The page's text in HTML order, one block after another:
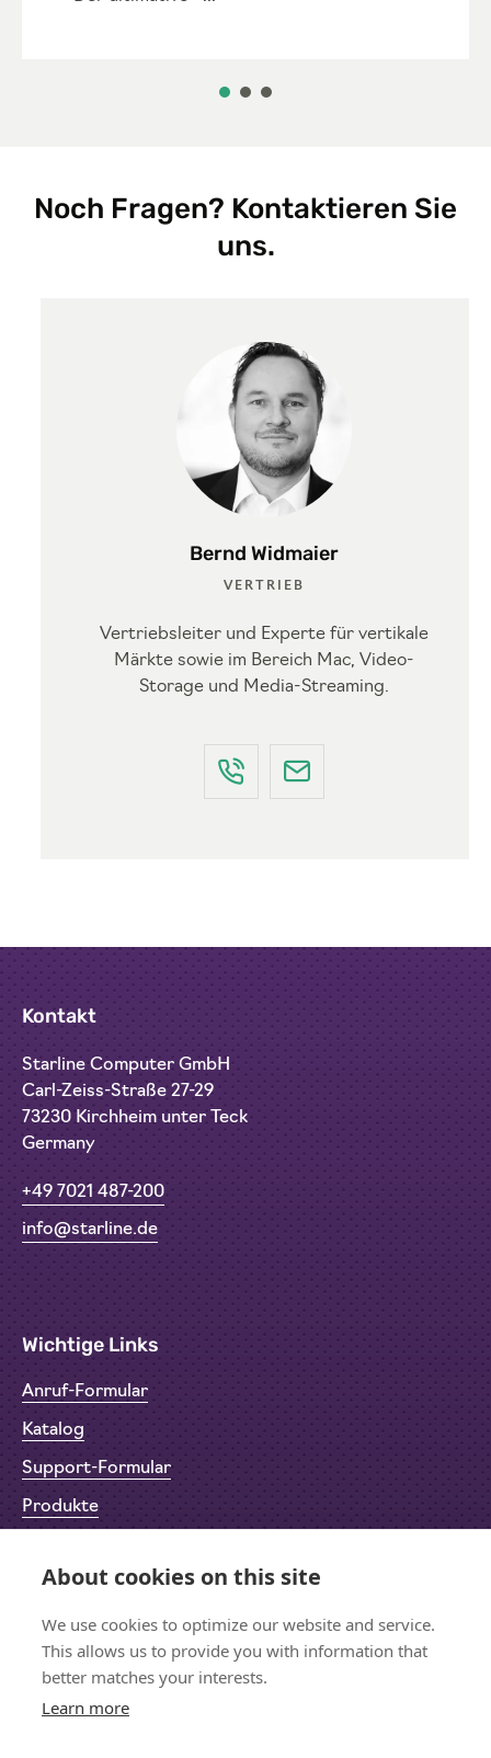
Noch Fragen? Kontaktieren Sie
uns.
Bernd Widmaier
VERTRIEB
Vertriebsleiter und Experte für vertikale
Märkte sowie im Bereich Mac, Video-
Storage und Media-Streaming.
Kontakt
Starline Computer GmbH
Carl-Zeiss-Straße 27-29
73230 Kirchheim unter Teck
Germany
+49 7021 487-200
info@starline.de
Wichtige Links
Anruf-Formular
Katalog
Support-Formular
Produkte
Datenschutz
Impressum
Bleiben wir in Kontakt
About cookies on this site
We use cookies to optimize our website and service.
This allows us to provide you with information that
better matches your interests.
Learn more